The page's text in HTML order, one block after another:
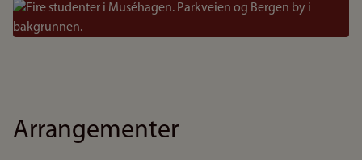
Bilde
Arrangementer